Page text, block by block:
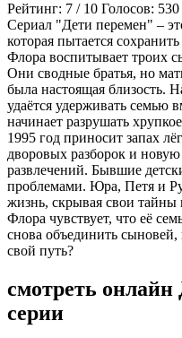
Рейтинг: 7 / 10 Голосов: 530
Сериал "Дети перемен" –
которая пытается
Флора воспитывает троих
Они сводные братья, но
была настоящая близость.
удаётся удерживать семью
начинает разрушать
1995 год приносит запах
дворовых разборок и
развлечений. Бывшие
проблемами. Юра, Петя и
жизнь, скрывая свои
Флора чувствует, что её
снова объединить
свой путь?
смотреть онлайн
серии